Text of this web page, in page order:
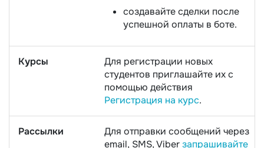
создавайте сделки после
успешной оплаты в боте.
Курсы
Для регистрации новых
студентов приглашайте их с
помощью действия
Регистрация на курс.
Рассылки
Для отправки сообщений через
email, SMS, Viberзапрашивайте